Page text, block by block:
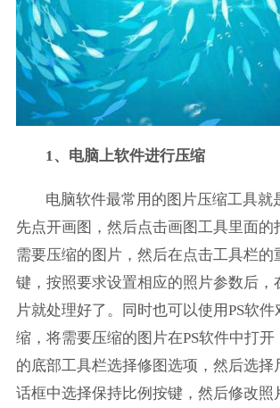
1、电脑上软件进行压缩
电脑软件最常用的图片压缩工具就
先点开画图，然后点击画图工具里面的
需要压缩的图片，然后在点击工具栏的
键，按照要求设置相应的照片参数后，
片就处理好了。同时也可以使用PS软
缩，将需要压缩的图片在PS软件中打开
的底部工具栏选择修图选项，然后选择
话框中选择保持比例按键，然后修改照